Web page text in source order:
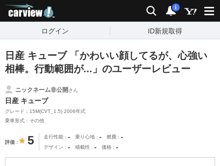
検索 通知
i
ログイン ID新規取得
日産 キューブ 「かわいい顔してるが、心強い
相棒。行動範囲が...」のユーザーレビュー
ニックネーム非公開さん
日産 キューブ
グレード：15M(CVT_1.5) 2006年式
乗車形式：その他
評価 5 走行性能 - 乗り心地 - 燃費 -
デザイン - 積載性 - 価格 -